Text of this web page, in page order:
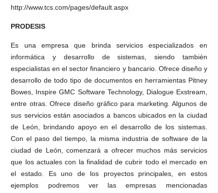
http://www.tcs.com/pages/default.aspx
PRODESIS
Es una empresa que brinda servicios especializados en
informática y desarrollo de sistemas, siendo también
especialistas en el sector financiero y bancario. Ofrece diseño y
desarrollo de todo tipo de documentos en herramientas Pitney
Bowes, Inspire GMC Software Technology, Dialogue Exstream,
entre otras. Ofrece diseño gráfico para marketing. Algunos de
sus servicios están asociados a bancos ubicados en la ciudad
de León, brindando apoyo en el desarrollo de los sistemas.
Con el paso del tiempo, la misma industria de software de la
ciudad de León, comenzará a ofrecer muchos más servicios
que los actuales con la finalidad de cubrir todo el mercado en
el estado. Es uno de los proyectos principales, en estos
ejemplos podremos ver las empresas mencionadas